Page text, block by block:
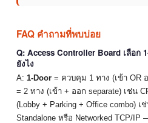
FAQ คำถามที่พบบ่อย
Q: Access Controller Board เลือก
ยังไง
A: 1-Door = ควบคุม 1 ทาง (เข้า OR
= 2 ทาง (เข้า + ออก separate) เช่น
(Lobby + Parking + Office combo)
Standalone หรือ Networked TCP/